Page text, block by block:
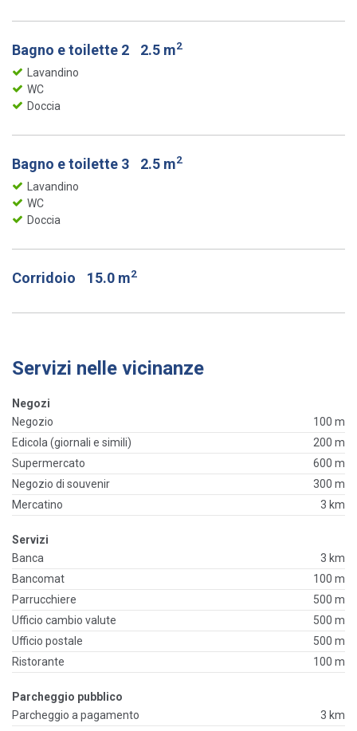
Bagno e toilette 2 2.5 m2
Lavandino
WC
Doccia
Bagno e toilette 3 2.5 m2
Lavandino
WC
Doccia
Corridoio 15.0 m2
Servizi nelle vicinanze
Negozi
Negozio
100 m
Edicola (giornali e simili)
200 m
Supermercato
600 m
Negozio di souvenir
300 m
Mercatino
3 km
Servizi
Banca
3 km
Bancomat
100 m
Parrucchiere
500 m
Ufficio cambio valute
500 m
Ufficio postale
500 m
Ristorante
100 m
Parcheggio pubblico
Parcheggio a pagamento
3 km